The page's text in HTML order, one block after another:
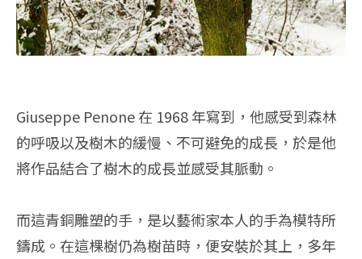
Giuseppe Penone 在 1968 年寫到，他感受到森林
的呼吸以及樹木的緩慢、不可避免的成長，於是他
將作品結合了樹木的成長並感受其脈動。
而這青銅雕塑的手，是以藝術家本人的手為模特所
鑄成。在這棵樹仍為樹苗時，便安裝於其上，多年